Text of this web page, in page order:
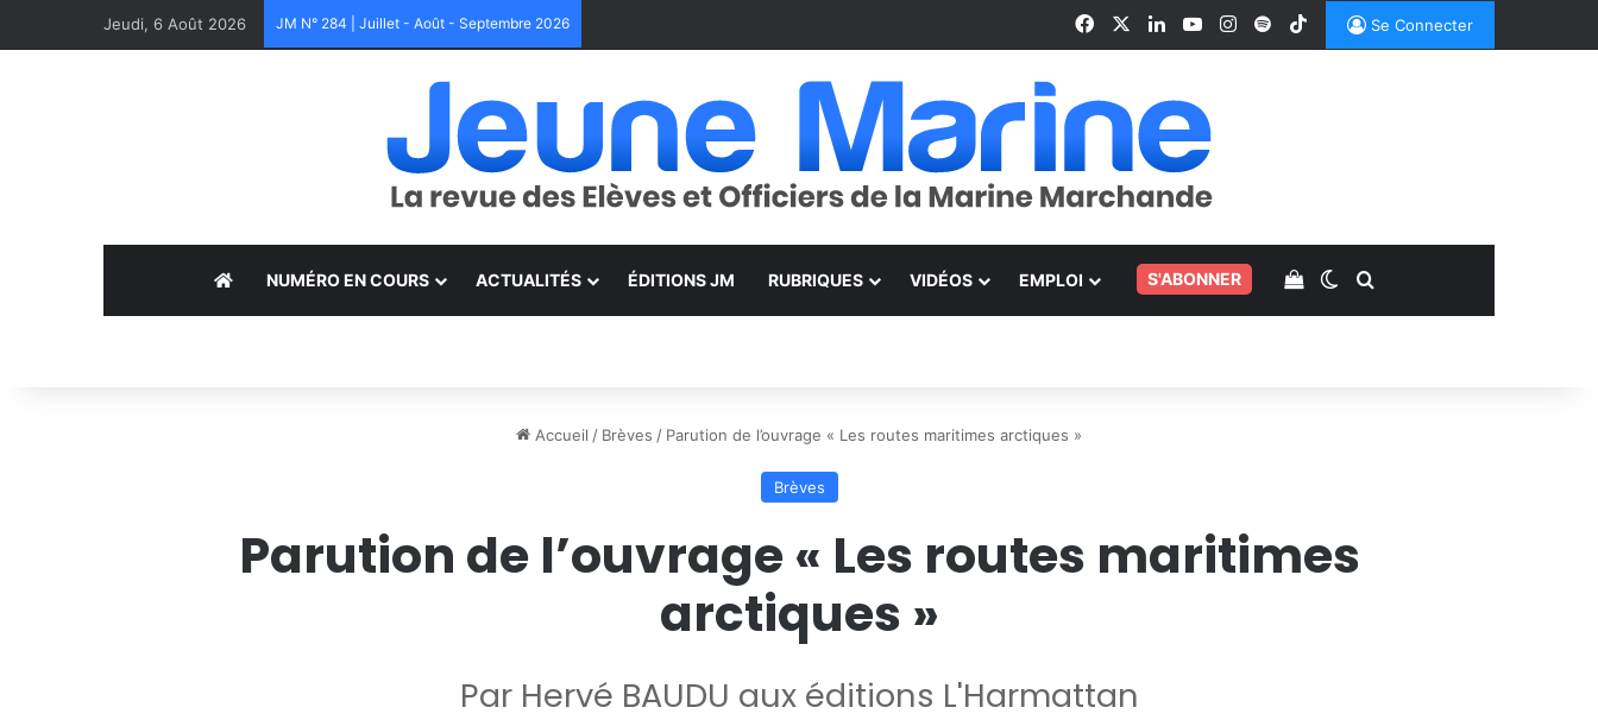
Jeudi, 6 Août 2026 JM N° 284 | Juillet - Août - Septembre 2026 FacebookLinkedinYouTubeInstagram
SpotifyTikTok Se Connecter
NUMÉRO EN COURS ACTUALITÉS ÉDITIONS JM RUBRIQUES VIDÉOS EMPLOI S'ABONNER Voir votre panier
Switch skin
Rechercher
Accueil / Brèves / Parution de l’ouvrage « Les routes maritimes arctiques »
Brèves
Parution de l’ouvrage « Les routes maritimes
arctiques »
Par Hervé BAUDU aux éditions L'Harmattan